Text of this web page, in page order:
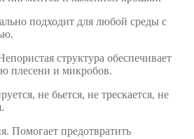
подходит для любой среды с
структура обеспечивает
плесени и микробов.
не бьется, не трескается, не
Помогает предотвратить